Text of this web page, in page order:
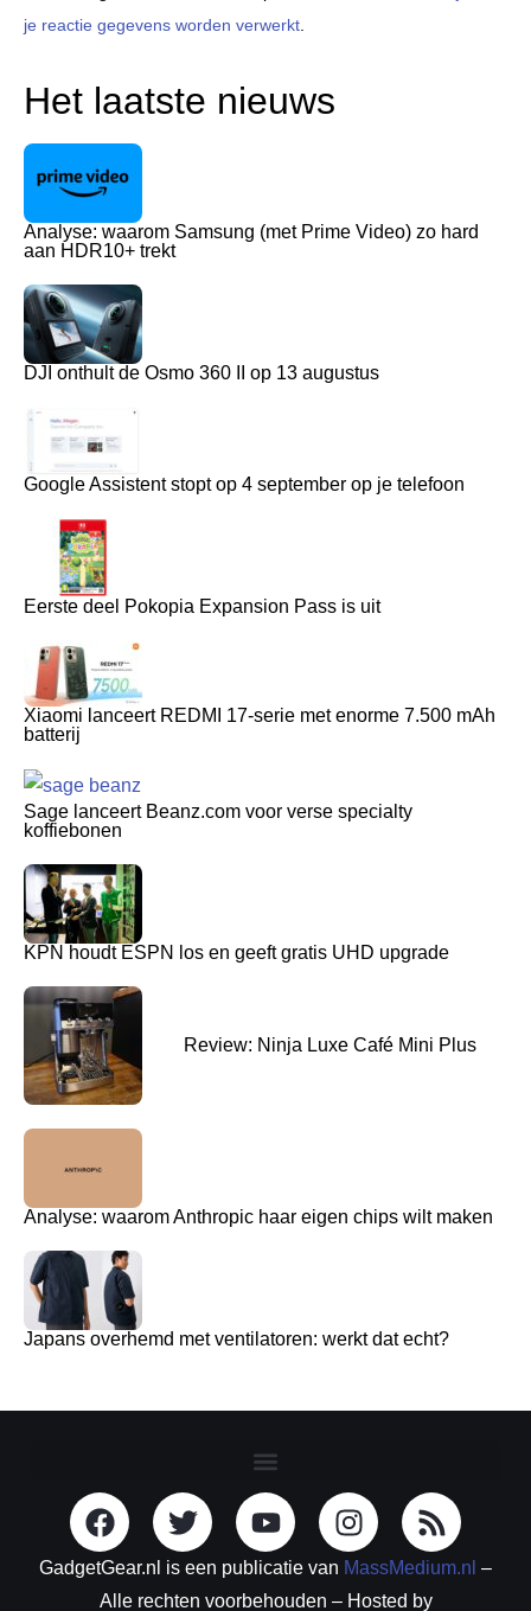
je reactie gegevens worden verwerkt
Het laatste nieuws
Analyse: waarom Samsung (met Prime Video) zo hard
aan HDR10+ trekt
DJI onthult de Osmo 360 II op 13 augustus
Google Assistent stopt op 4 september op je telefoon
Eerste deel Pokopia Expansion Pass is uit
Xiaomi lanceert REDMI 17-serie met enorme 7.500 mAh
batterij
Sage lanceert Beanz.com voor verse specialty
koffiebonen
KPN houdt ESPN los en geeft gratis UHD upgrade
Review: Ninja Luxe Café Mini Plus
Analyse: waarom Anthropic haar eigen chips wilt maken
Japans overhemd met ventilatoren: werkt dat echt?
GadgetGear.nl is een publicatie van MassMedium.nl –
Alle rechten voorbehouden – Hosted by